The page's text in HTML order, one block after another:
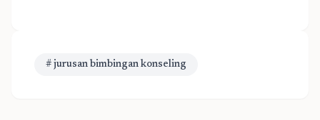
# jurusan bimbingan konseling